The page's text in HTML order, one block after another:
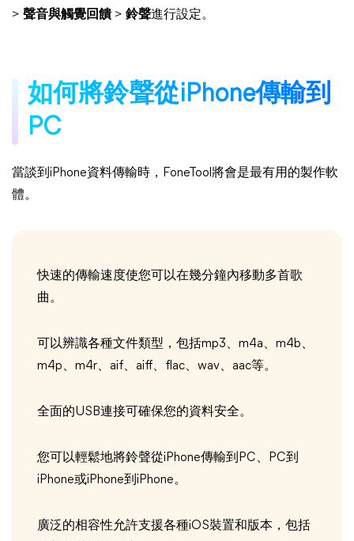
> 聲音與觸覺回饋> 鈴聲進行設定。
如何將鈴聲從iPhone傳輸到
PC
當談到iPhone資料傳輸時，FoneTool將會是最有用的製作軟
體。
快速的傳輸速度使您可以在幾分鐘內移動多首歌
曲。
可以辨識各種文件類型，包括mp3、m4a、m4b、
m4p、m4r、aif、aiff、flac、wav、aac等。
全面的USB連接可確保您的資料安全。
您可以輕鬆地將鈴聲從iPhone傳輸到PC、PC到
iPhone或iPhone到iPhone。
廣泛的相容性允許支援各種iOS裝置和版本，包括